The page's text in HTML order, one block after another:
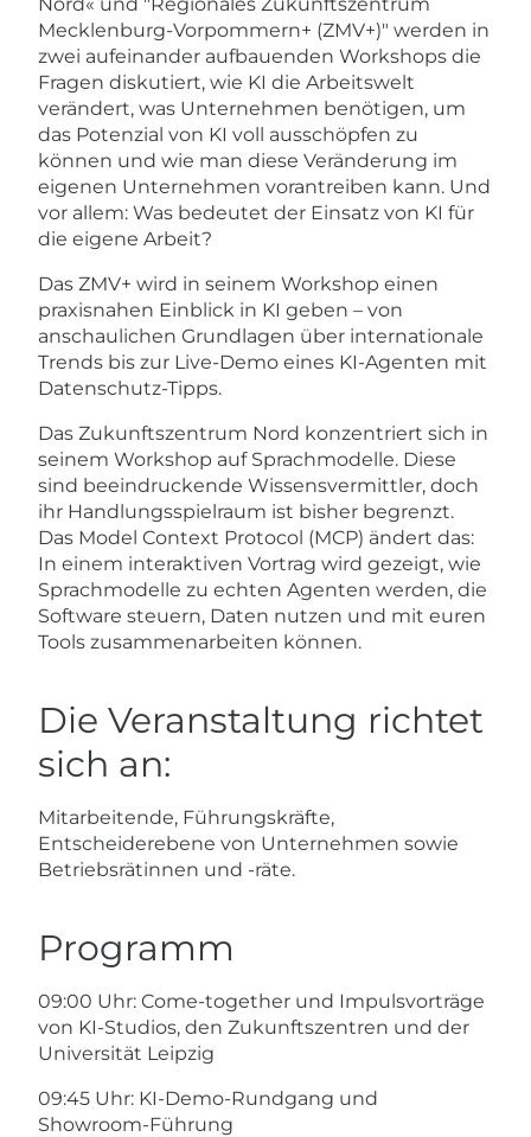
Mecklenburg-Vorpommern+ (ZMV+)" werden in
zwei aufeinander aufbauenden Workshops die
Fragen diskutiert, wie KI die Arbeitswelt
verändert, was Unternehmen benötigen, um
das Potenzial von KI voll ausschöpfen zu
können und wie man diese Veränderung im
eigenen Unternehmen vorantreiben kann. Und
vor allem: Was bedeutet der Einsatz von KI für
die eigene Arbeit?
​Das ZMV+ wird in seinem Workshop einen
praxisnahen Einblick in KI geben – von
anschaulichen Grundlagen über internationale
Trends bis zur Live-Demo eines KI-Agenten mit
Datenschutz-Tipps.
​​Das Zukunftszentrum Nord konzentriert sich in
seinem Workshop auf Sprachmodelle. Diese
sind beeindruckende Wissensvermittler, doch
ihr Handlungsspielraum ist bisher begrenzt.
Das Model Context Protocol (MCP) ändert das:
In einem interaktiven Vortrag wird gezeigt, wie
Sprachmodelle zu echten Agenten werden, die
Software steuern, Daten nutzen und mit euren
Tools zusammenarbeiten können.
Die Veranstaltung richtet
sich an:
​Mitarbeitende, Führungskräfte,
Entscheiderebene von Unternehmen sowie
Betriebsrätinnen und -räte.​​
Programm
​09:00 Uhr: Come-together und Impulsvorträge
von KI-Studios, den Zukunftszentren und der
Universität Leipzig
09:45 Uhr: KI-Demo-Rundgang und
Showroom-Führung